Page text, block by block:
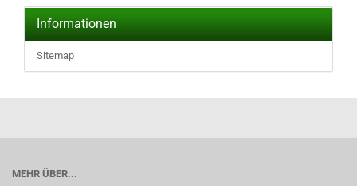
Informationen
Sitemap
MEHR ÜBER...